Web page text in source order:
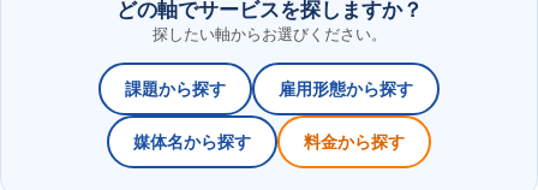
どの軸でサービスを探しますか？
探したい軸からお選びください。
課題から探す 雇用形態から探す
媒体名から探す 料金から探す